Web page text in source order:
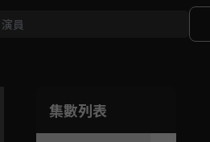
集數列表